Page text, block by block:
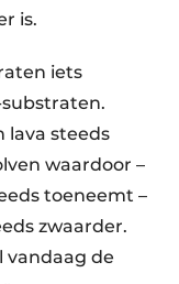
is.
iets
lava steeds
waardoor –
toeneemt –
zwaarder.
vandaag de